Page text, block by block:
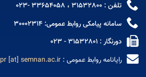
تلفن : 31532800 ، 33654058 -023
سامانه پیامکی روابط عمومی: 30002314
دورنگار : 31532801 - 023
رایانامه روابط عمومی : pr [at] semnan.ac.ir